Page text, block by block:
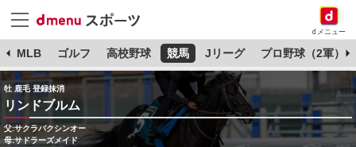
dメニュー
MLB ゴルフ 高校野球 競馬 Jリーグ プロ野球（2軍）
牡 鹿毛 登録抹消
リンドブルム
父:サクラバクシンオー
母:サドラーズメイド